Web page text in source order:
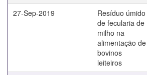
27-Sep-2019
Resíduo úmido
de fecularia de
milho na
alimentação de
bovinos
leiteiros